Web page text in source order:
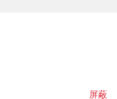
屏蔽